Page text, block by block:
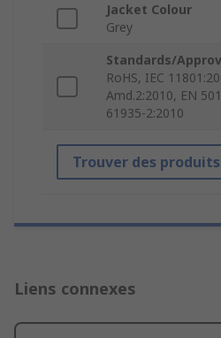
Jacket Colour
Grey
Standards/
RoHS, IEC
Amd.2:2010, EN
61935-2:2010
Trouver des
Liens connexes